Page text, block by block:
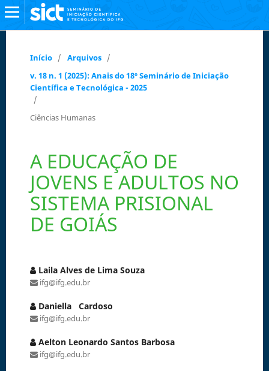
Início / Arquivos /
v. 18 n. 1 (2025): Anais do 18º Seminário de Iniciação
Científica e Tecnológica - 2025
/
Ciências Humanas
A EDUCAÇÃO DE
JOVENS E ADULTOS NO
SISTEMA PRISIONAL
DE GOIÁS
Laila Alves de Lima Souza
ifg@ifg.edu.br
Daniella Cardoso
ifg@ifg.edu.br
Aelton Leonardo Santos Barbosa
ifg@ifg.edu.br